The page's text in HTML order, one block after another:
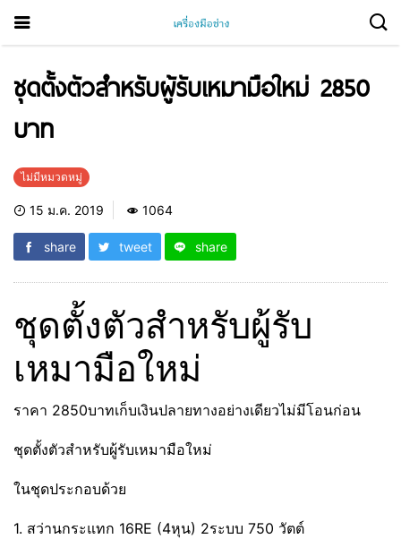
ชุดตั้งตัวสำหรับผู้รับเหมามือใหม่ 2850
บาท
ไม่มีหมวดหมู่
15 ม.ค. 2019 1064
share tweet share
ชุดตั้งตัวสำหรับผู้รับ
เหมามือใหม่
ราคา 2850บาทเก็บเงินปลายทางอย่างเดียวไม่มีโอนก่อน
ชุดตั้งตัวสำหรับผู้รับเหมามือใหม่
ในชุดประกอบด้วย
1. สว่านกระแทก 16RE (4หุน) 2ระบบ 750 วัตต์